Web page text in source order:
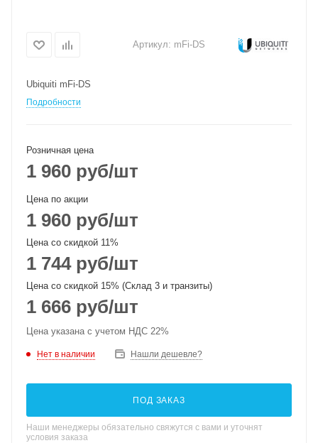
Артикул: mFi-DS
Ubiquiti mFi-DS
Подробности
Розничная цена
1 960 руб/шт
Цена по акции
1 960 руб/шт
Цена со скидкой 11%
1 744руб/шт
Цена со скидкой 15% (Склад 3 и транзиты)
1 666 руб/шт
Цена указана с учетом НДС 22%
Нет в наличии Нашли дешевле?
ПОД ЗАКАЗ
Наши менеджеры обязательно свяжутся с вами и уточнят
условия заказа